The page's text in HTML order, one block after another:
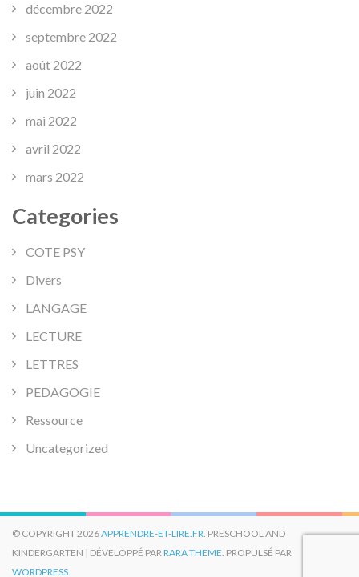
décembre 2022
septembre 2022
août 2022
juin 2022
mai 2022
avril 2022
mars 2022
Categories
COTE PSY
Divers
LANGAGE
LECTURE
LETTRES
PEDAGOGIE
Ressource
Uncategorized
© COPYRIGHT 2026APPRENDRE-ET-LIRE.FR . PRESCHOOL AND
KINDERGARTEN | DÉVELOPPÉ PAR RARA THEME . PROPULSÉ PAR
WORDPRESS.